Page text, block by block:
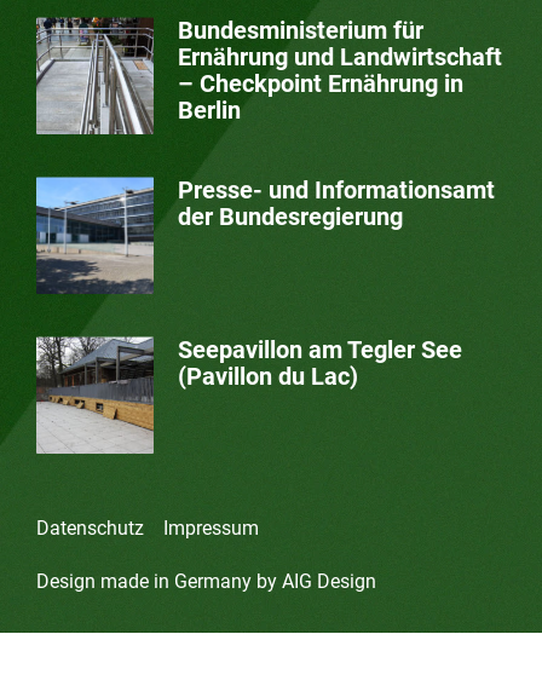
Bundesministerium für
Ernährung und Landwirtschaft
– Checkpoint Ernährung in
Berlin
Presse- und Informationsamt
der Bundesregierung
Seepavillon am Tegler See
(Pavillon du Lac)
Datenschutz Impressum
Design made in Germany by AIG Design